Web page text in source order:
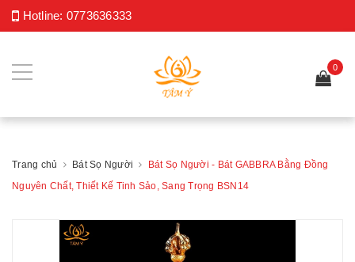
Hotline: 0773636333
0
Trang chủ Bát Sọ Người Bát Sọ Người - Bát GABBRA Bằng Đồng
Nguyên Chất, Thiết Kế Tinh Sảo, Sang Trọng BSN14